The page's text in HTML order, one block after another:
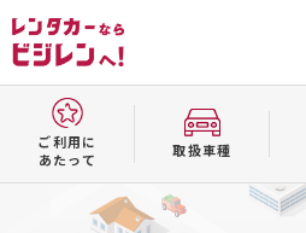
ご利用に
あたって
取扱⾞種